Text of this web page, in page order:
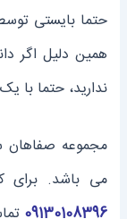
حتما بایستی
همین دلیل اگر
ندارید، حتما با
مجموعه صفاهان
می باشد. برای
09130108396